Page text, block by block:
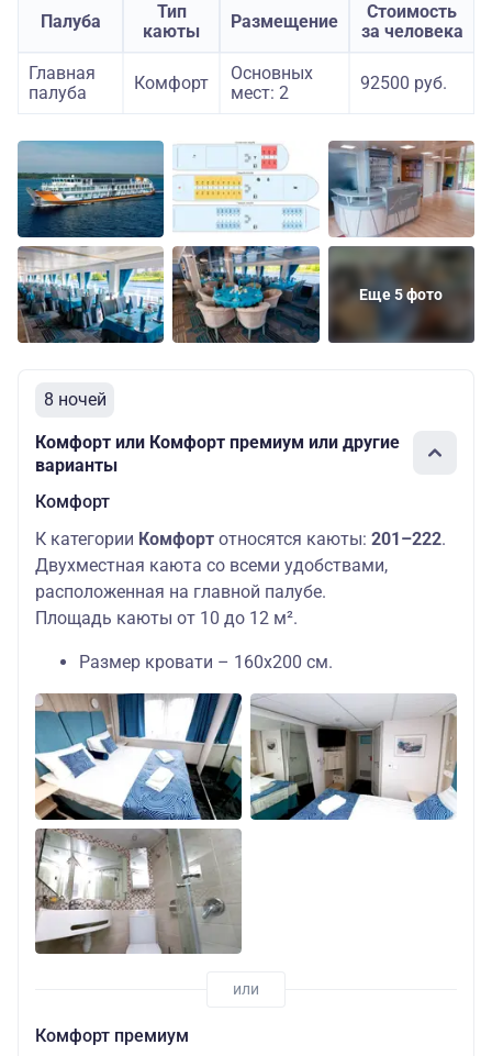
Палуба
Тип
каюты
Размещение
Стоимость
за человека
Главная
палуба
Комфорт
Основных
мест: 2
92500 руб.
Еще 5 фото
8 ночей
Комфорт или Комфорт премиум или другие
варианты
Комфорт
К категории Комфорт относятся каюты: 201–222.
Двухместная каюта со всеми удобствами,
расположенная на главной палубе.
Площадь каюты от 10 до 12 м².
Размер кровати – 160х200 см.
Комфорт премиум